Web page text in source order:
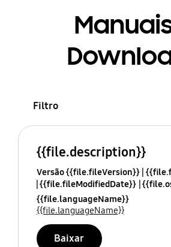
Filtro
{{file.description}}
Versão {{file.fileVersion}}
{{file.fileModifiedDate}}
{{file.languageName}}
{{file.languageName}}
Baixar